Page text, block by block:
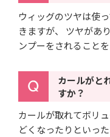
ウィッグのツヤは使
きますが、
ツヤがあ
ンプーをされること
カールがと
すか？
カールが取れてボリ
どくなったりといっ